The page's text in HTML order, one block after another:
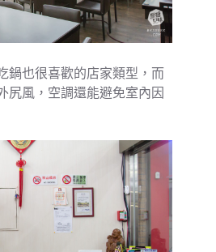
鍋也很喜歡的店家類型，而
尻風，空調還能避免室內因